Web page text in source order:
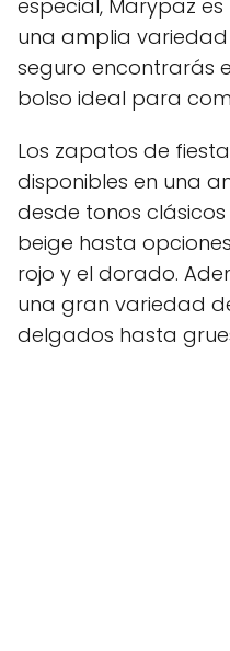
especial, Marypaz
una amplia variedad
seguro encontrarás
bolso ideal para
Los zapatos de
disponibles en una
desde tonos
beige hasta
rojo y el dorado.
una gran variedad
delgados hasta